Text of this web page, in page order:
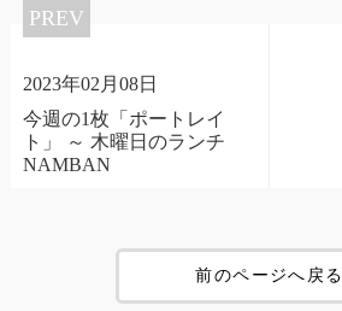
PREV
2023年02月08日
今週の1枚「ポートレイ
ト」 ～ 木曜日のランチ
NAMBAN
前のページへ戻る